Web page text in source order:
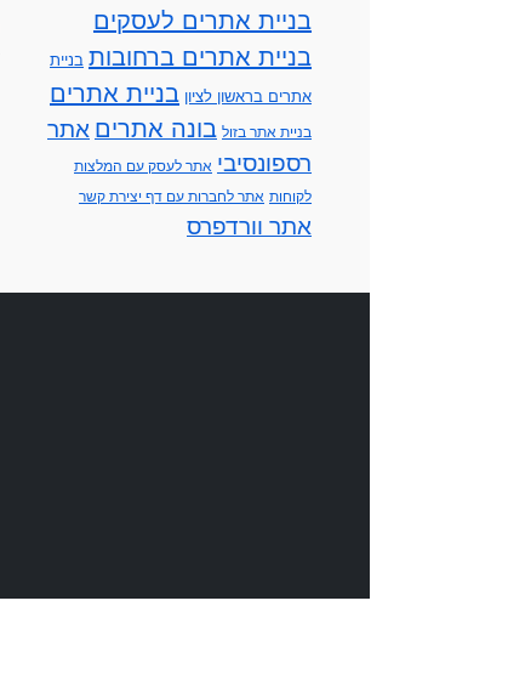
בניית אתרים לעסקים
בניית אתרים ברחובות בניית
אתרים בראשון לציון בניית אתרים
בניית אתר בזול בונה אתרים אתר
רספונסיבי אתר לעסק עם המלצות
לקוחות אתר לחברות עם דף יצירת קשר
אתר וורדפרס